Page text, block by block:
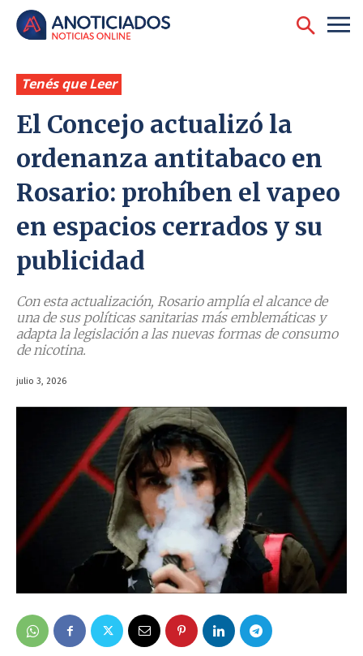
Tenés que Leer
El Concejo actualizó la
ordenanza antitabaco en
Rosario: prohíben el vapeo
en espacios cerrados y su
publicidad
Con esta actualización, Rosario amplía el alcance de
una de sus políticas sanitarias más emblemáticas y
adapta la legislación a las nuevas formas de consumo
de nicotina.
julio 3, 2026